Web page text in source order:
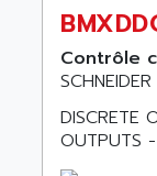
9300-
8200-
SERIE
ALDES
ALES
ALFA
Contrôle
DISCRETE
OUTPUTS